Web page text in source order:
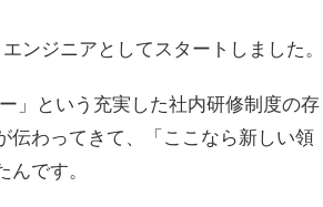
ンジニアとしてスタートしました。
」という充実した社内研修制度の存
伝わってきて、「ここなら新しい領
です。